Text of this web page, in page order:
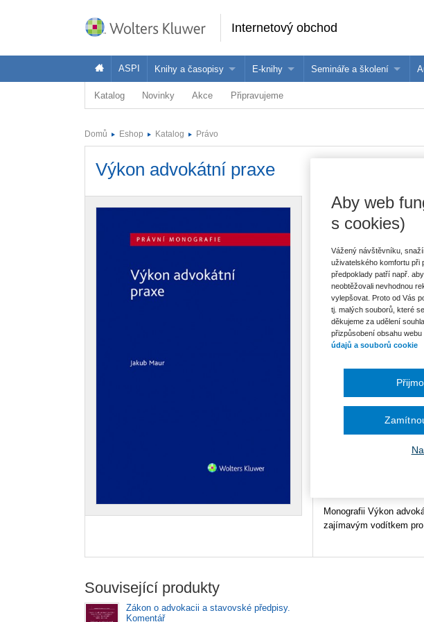
Internetový obchod
ASPI Knihy a časopisy
Knihy
E-knihy
Jak na naše e-knihy?
Semináře a školení
Katalog Novinky Akce Připravujeme
Domů Eshop Katalog Právo
Výkon advokátní praxe
Vydavatel
Typ publikace
Datum vydání
Počet stran
Typ produktu
důrazem na práva a
zároveň pojednává o
právní řády rovněž z
Monografii Výkon
zajímavým vodítkem
Související produkty
Zákon o advokacii a stavovské předpisy.
Komentář
Aby web
s cookies)
Vážený návštěvníku,
uživatelského komfortu při
předpoklady patří např.
neobtěžovali nevhodnou
vylepšovat. Proto od Vás
tj. malých souborů, které
děkujeme za udělení
přizpůsobení obsahu webu
údajů a souborů cookie